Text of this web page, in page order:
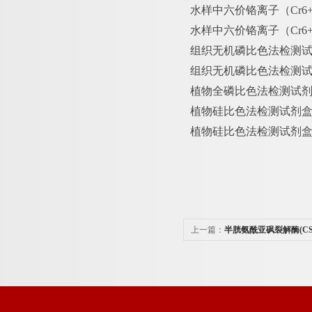
水样中六价铬离子（
水样中六价铬离子（
组织无机磷比色法检测
组织无机磷比色法检测
植物全磷比色法检测试
植物硅比色法检测试剂盒
植物硅比色法检测试剂盒
上一篇： 半胱氨酰亚砜裂解酶